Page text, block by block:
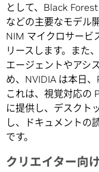
として、Black
などの主要なモデル
NIM マイクロサービ
リースします。また
エージェントやアシ
め、NVIDIA は本日
これは、視覚対応の
に提供し、デスクト
し、ドキュメントの
です。
クリエイター向